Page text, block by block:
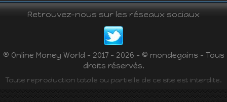
Retrouvez-nous sur les réseaux sociaux
® Online Money World - 2017 - 2026 - © mondegains - Tous
droits réservés.
Toute reproduction totale ou partielle de ce site est interdite.